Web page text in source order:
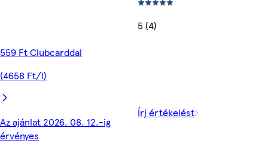
559 Ft Clubcarddal
(4658 Ft/l)
Az ajánlat 2026. 08. 12.-ig
érvényes
5 (4)
Írj értékelést